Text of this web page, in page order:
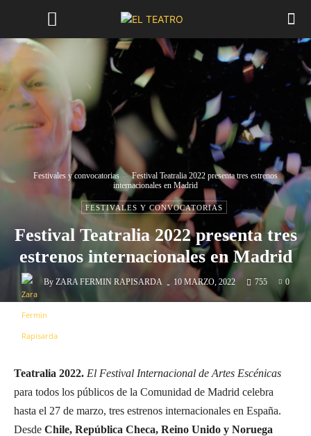
Festivales y convocatorias
Festival Teatralia 2022 presenta tres estrenos
internacionales en Madrid
FESTIVALES Y CONVOCATORIAS
Festival Teatralia 2022 presenta tres
estrenos internacionales en Madrid
By ZARA FERMIN RAPISARDA - 10 MARZO, 2022 755 0
Teatralia 2022. El Festival Internacional de Artes Escénicas
para todos los públicos de la Comunidad de Madrid celebra
hasta el 27 de marzo, tres estrenos internacionales en España.
Desde Chile, República Checa, Reino Unido y Noruega